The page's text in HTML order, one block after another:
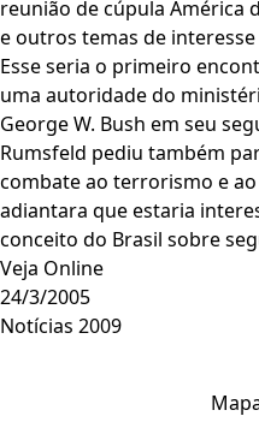
reunião de cúpula América
e outros temas de
Esse seria o primeiro
uma autoridade do
George W. Bush em seu
Rumsfeld pediu também
combate ao terrorismo e
adiantara que estaria
conceito do Brasil sobre
Veja Online
24/3/2005
Notícias 2009